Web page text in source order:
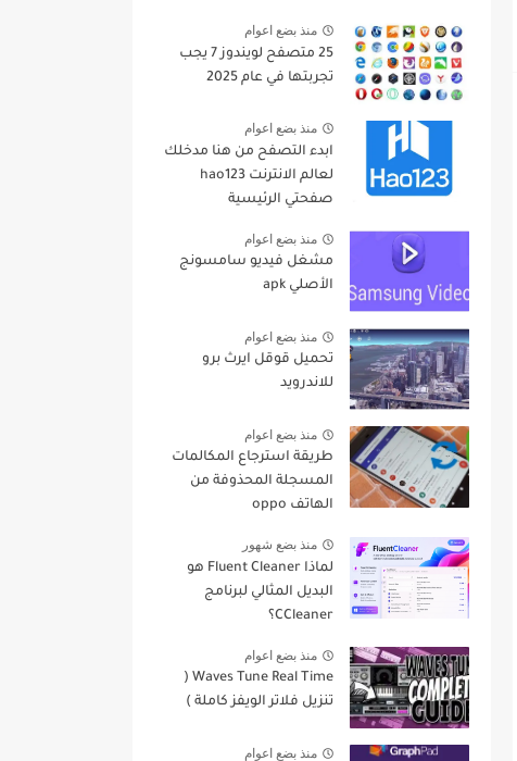
منذ بضع اعوام
25 متصفح لويندوز 7 يجب
تجربتها في عام 2025
منذ بضع اعوام
ابدء التصفح من هنا مدخلك
لعالم الانترنت hao123
صفحتي الرئيسية
منذ بضع اعوام
مشغل فيديو سامسونج
الأصلي apk
منذ بضع اعوام
تحميل قوقل ايرث برو
للاندرويد
منذ بضع اعوام
طريقة استرجاع المكالمات
المسجلة المحذوفة من
الهاتف oppo
منذ بضع شهور
لماذا Fluent Cleaner هو
البديل المثالي لبرنامج
CCleaner؟
منذ بضع اعوام
Waves Tune Real Time (
تنزيل فلاتر الويفز كاملة )
منذ بضع اعوام